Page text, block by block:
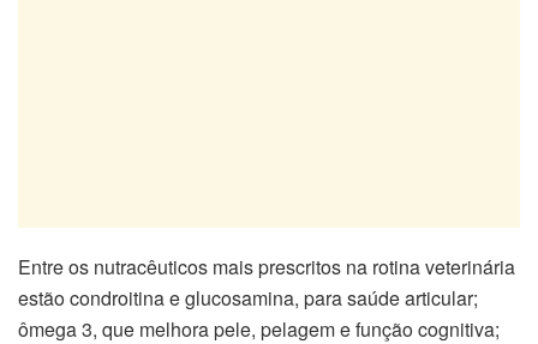
Entre os nutracêuticos mais prescritos na rotina veterinária
estão condroitina e glucosamina, para saúde articular;
ômega 3, que melhora pele, pelagem e função cognitiva;